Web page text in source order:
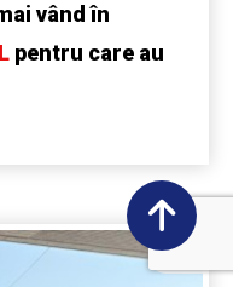
vând în
pentru care au
0